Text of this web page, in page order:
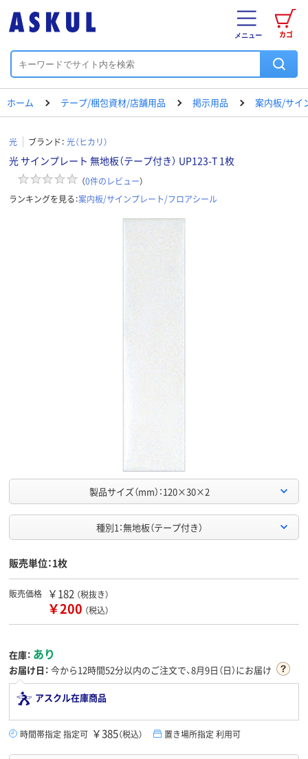
カゴ
メニュー
ホーム テープ/梱包資材/店舗用品 掲示用品 案内板/サイ
光 ブランド： 光（ヒカリ）
光 サインプレート 無地板（テープ付き） UP123-T 1枚
（0件のレビュー）
ランキングを見る：案内板/サインプレート/フロアシール
製品サイズ（mm）：120×30×2
種別1：無地板（テープ付き）
販売単位：1枚
販売価格 ￥182 （税抜き）
￥200 （税込）
在庫： あり
お届け日： 今から12時間52分以内のご注文で、8月9日（日）にお届け
アスクル在庫商品
時間帯指定 指定可 ￥385（税込） 置き場所指定 利用可